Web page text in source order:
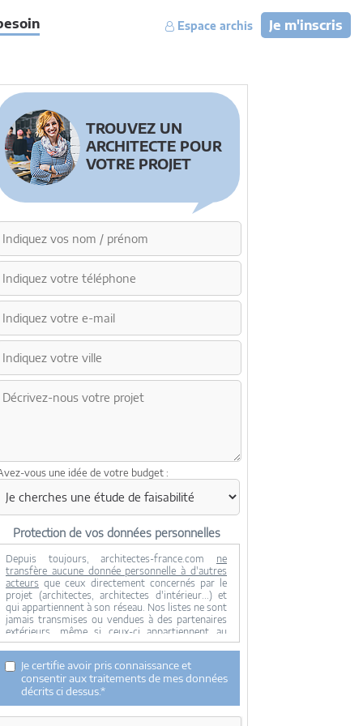
Je m'inscris
Espace archis
TROUVEZ UN
ARCHITECTE POUR
VOTRE PROJET
vous une idée de votre budget :
Protection de vos données personnelles
Depuis toujours, architectes-france.com ne
transfère aucune donnée personnelle à d'autres
acteurs que ceux directement concernés par le
projet (architectes, architectes d'intérieur...) et
qui appartiennent à son réseau. Nos listes ne sont
jamais transmises ou vendues à des partenaires
extérieurs, même si ceux-ci appartiennent au
domaine de la construction.
effectuée qu'avec votre consentement.
Je consens à ce que mes données personnelles
soient collectées pour permettre à architectes-
france de transférer votre projet aux architectes.
Seul Architectes-france, ses équipes internes et la
Je certifie avoir pris connaissance et
consentir aux traitements de mes données
décrits ci dessus.*